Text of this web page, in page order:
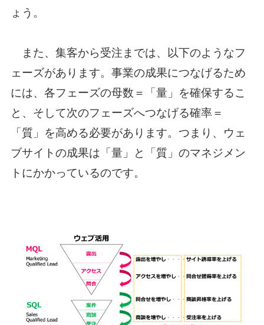
ょう。
また、集客から受注までは、以下のようなフ
ェーズがあります。事業の成果につなげるため
には、各フェーズの母数＝「量」を確保するこ
と、そして次のフェーズへつなげる確率＝
「質」を高める必要があります。つまり、ウェ
ブサイトの成果は「量」と「質」のマネジメン
トにかかっているのです。